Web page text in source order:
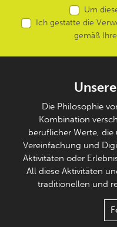
Um
Ich gestatte die
gemäß
Die Philosophie
Kombination
beruflicher Werte, die
Vereinfachung und
Aktivitäten oder
All diese Aktivitäten
traditionellen und